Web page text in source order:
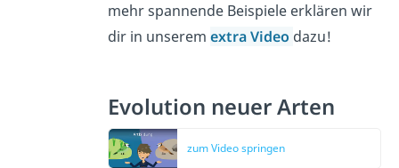
mehr spannende Beispiele erklären wir
dir in unseremextra Video dazu!
Evolution neuer Arten
zum Video springen